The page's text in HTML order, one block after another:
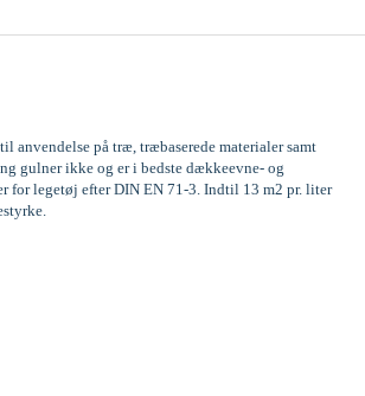
på træ, træbaserede materialer samt
gulner ikke og er i bedste dækkeevne- og
for legetøj efter DIN EN 71-3. Indtil 13 m2 pr. liter